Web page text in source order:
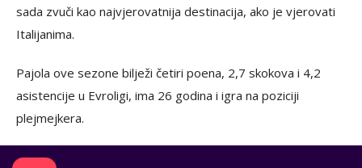
sada zvuči kao najvjerovatnija destinacija, ako je vjerovati
Italijanima.
Pajola ove sezone bilježi četiri poena, 2,7 skokova i 4,2
asistencije u Evroligi, ima 26 godina i igra na poziciji
plejmejkera.